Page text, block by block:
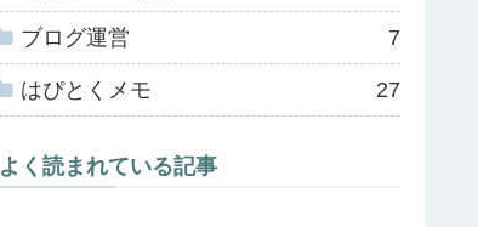
ブログ運営 7
はぴとくメモ 27
よく読まれている記事